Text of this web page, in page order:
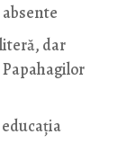
dar